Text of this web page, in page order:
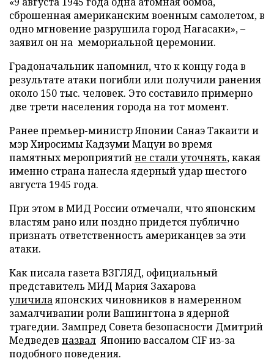
сброшенная американским военным самолетом, в
одно мгновение разрушила город Нагасаки», –
заявил он на мемориальной церемонии.
Градоначальник напомнил, что к концу года в
результате атаки погибли или получили ранения
около 150 тыс. человек. Это составило примерно
две трети населения города на тот момент.
Ранее премьер-министр Японии Санаэ Такаити и
мэр Хиросимы Кадзуми Мацуи во время
памятных мероприятийне стали уточнять, какая
именно страна нанесла ядерный удар шестого
августа 1945 года.
При этом в МИД России отмечали, что японским
властям рано или поздно придется публично
признать ответственность американцев за эти
атаки.
Как писала газета ВЗГЛЯД, официальный
представитель МИД Мария Захарова
уличилаяпонских чиновников в намеренном
замалчивании роли Вашингтона в ядерной
трагедии. Зампред Совета безопасности Дмитрий
Медведев назвал Японию вассалом CIF из-за
подобного поведения.